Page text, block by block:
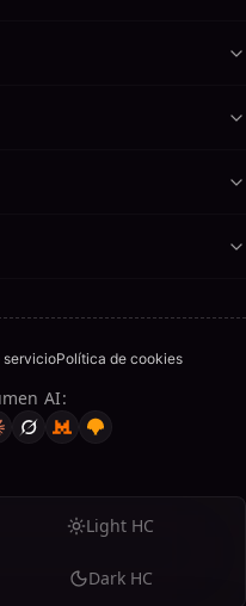
servicioPolítica de cookies
AI:
Light HC
Dark HC